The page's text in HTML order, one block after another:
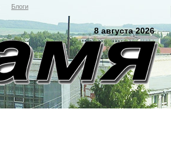
Блоги
8 августа 2026